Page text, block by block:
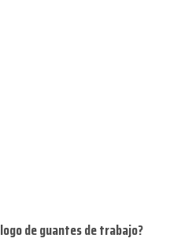
de guantes de trabajo?